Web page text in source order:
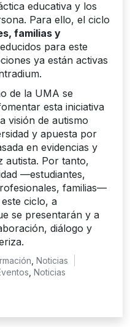
educativa y los
Para ello, el ciclo
familias y
para este
ya están activas
de la UMA se
esta iniciativa
visión de autismo
y apuesta por
en evidencias y
autista. Por tanto,
—estudiantes,
familias—
ciclo, a
se presentarán y a
diálogo y
Noticias
Noticias